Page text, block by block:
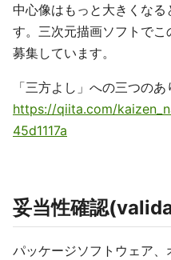
中心像はもっと大きくなる
す。三次元描画ソフトで
募集しています。
「三方よし」への三つのあ
https://qiita.com/
45d1117a
妥当性確認
パッケージソフトウェア